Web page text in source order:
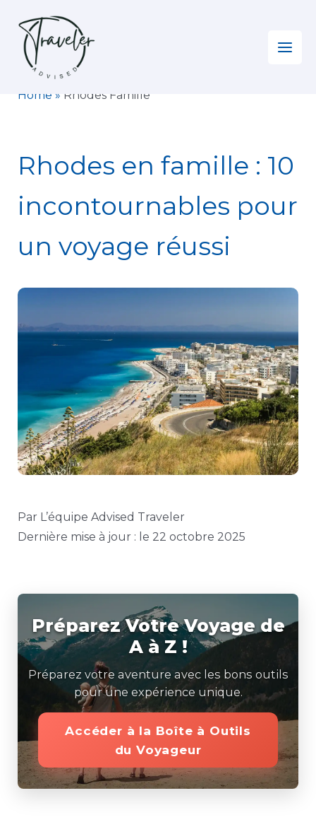
contenu
Home » Rhodes Famille
Rhodes en famille : 10
incontournables pour
un voyage réussi
Par L’équipe Advised Traveler
Dernière mise à jour : le 22 octobre 2025
Préparez Votre Voyage de
A à Z !
Préparez votre aventure avec les bons outils
pour une expérience unique.
Accéder à la Boîte à Outils
du Voyageur